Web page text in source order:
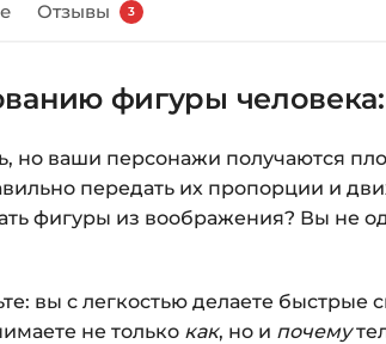
Отзывы 3
фигуры
но ваши персонажи получаются
передать их пропорции и
фигуры из воображения? Вы не
вы с легкостью делаете
не только как, но и почему